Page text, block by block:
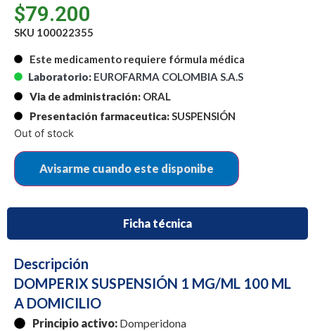
$79.200
SKU 100022355
Este medicamento requiere fórmula médica
Laboratorio: EUROFARMA COLOMBIA S.A.S
Via de administración: ORAL
Presentación farmaceutica:SUSPENSIÓN
Out of stock
Ficha técnica
Descripción
DOMPERIX SUSPENSIÓN 1 MG/ML 100 ML
A DOMICILIO
Principio activo: Domperidona